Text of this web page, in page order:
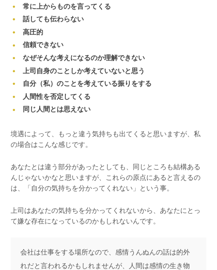
常に上からものを言ってくる
話しても伝わらない
高圧的
信頼できない
なぜそんな考えになるのか理解できない
上司自身のことしか考えていないと思う
自分（私）のことを考えている振りをする
人間性を否定してくる
同じ人間とは思えない
境遇によって、もっと違う気持ちも出てくると思いますが、私
の場合はこんな感じです。
あなたとは違う部分があったとしても、同じところも結構ある
んじゃないかなと思いますが、これらの原点にあると言えるの
は、「自分の気持ちを分かってくれない」という事。
上司はあなたの気持ちを分かってくれないから、あなたにとっ
て嫌な存在になっているのかもしれないんです。
会社は仕事をする場所なので、感情うんぬんの話は的外
れだと言われるかもしれませんが、人間は感情の生き物